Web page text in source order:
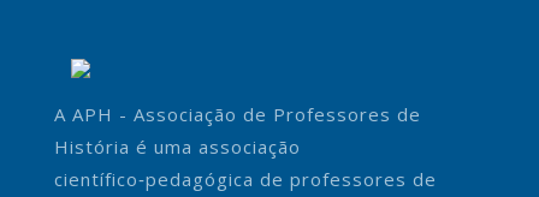
A APH - Associação de Professores de
História é uma associação
científico‑pedagógica de professores de